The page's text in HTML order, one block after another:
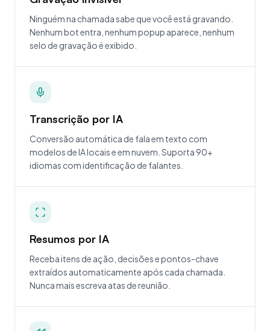
Ninguém na chamada sabe que você está gravando.
Nenhum bot entra, nenhum popup aparece, nenhum
selo de gravação é exibido.
Transcrição por IA
Conversão automática de fala em texto com
modelos de IA locais e em nuvem. Suporta 90+
idiomas com identificação de falantes.
Resumos por IA
Receba itens de ação, decisões e pontos-chave
extraídos automaticamente após cada chamada.
Nunca mais escreva atas de reunião.